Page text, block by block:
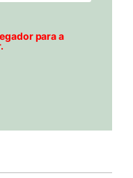
para a